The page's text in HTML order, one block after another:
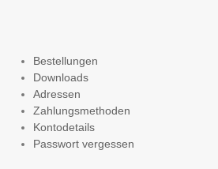
Bestellungen
Downloads
Adressen
Zahlungsmethoden
Kontodetails
Passwort vergessen